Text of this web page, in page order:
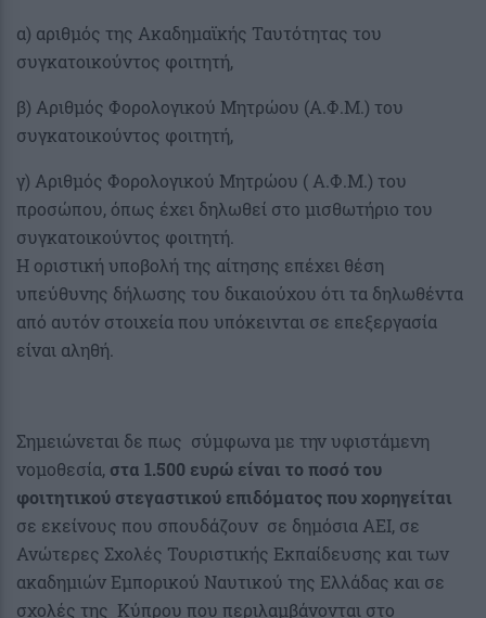
α) αριθμός της Ακαδημαϊκής Ταυτότητας του
συγκατοικούντος φοιτητή,
β) Αριθμός Φορολογικού Μητρώου (Α.Φ.Μ.) του
συγκατοικούντος φοιτητή,
γ) Αριθμός Φορολογικού Μητρώου ( Α.Φ.Μ.) του
προσώπου, όπως έχει δηλωθεί στο μισθωτήριο του
συγκατοικούντος φοιτητή.
Η οριστική υποβολή της αίτησης επέχει θέση
υπεύθυνης δήλωσης του δικαιούχου ότι τα δηλωθέντα
από αυτόν στοιχεία που υπόκεινται σε επεξεργασία
είναι αληθή.
Σημειώνεται δε πως σύμφωνα με την υφιστάμενη
νομοθεσία, στα 1.500 ευρώ είναι το ποσό του
φοιτητικού στεγαστικού επιδόματος που χορηγείται
σε εκείνους που σπουδάζουν σε δημόσια ΑΕΙ, σε
Ανώτερες Σχολές Τουριστικής Εκπαίδευσης και των
ακαδημιών Εμπορικού Ναυτικού της Ελλάδας και σε
σχολές της Κύπρου που περιλαμβάνονται στο